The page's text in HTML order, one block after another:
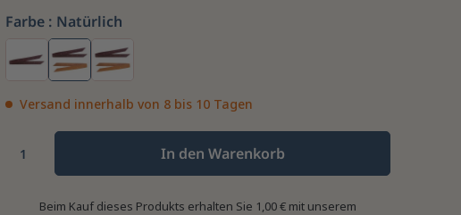
Farbe : Natürlich
Versand innerhalb von 8 bis 10 Tagen
In den Warenkorb
Beim Kauf dieses Produkts erhalten Sie 1,00 € mit unserem